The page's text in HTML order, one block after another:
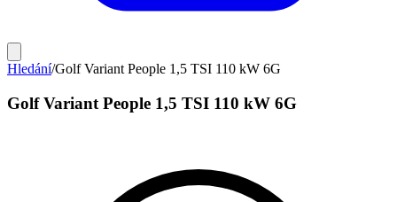
Hledání/Golf Variant People 1,5 TSI 110 kW 6G
Golf Variant People 1,5 TSI 110 kW 6G